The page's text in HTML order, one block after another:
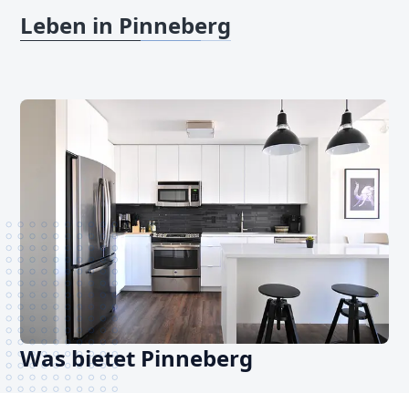
Leben in Pinneberg
Was bietet Pinneberg